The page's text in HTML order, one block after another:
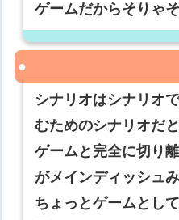
ゲームだからそりゃ
シナリオはシナリオ
むためのシナリオだ
ゲームと完全に切り
がメインディッシュ
ちょっとゲームとし